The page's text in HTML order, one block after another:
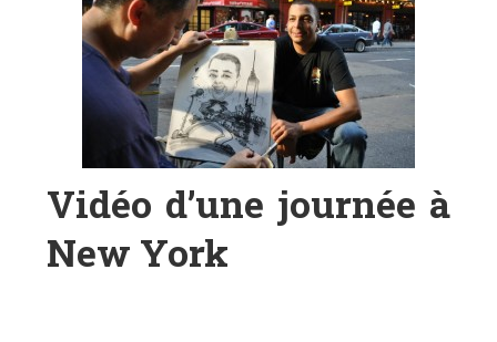
Vidéo d’une journée à
New York